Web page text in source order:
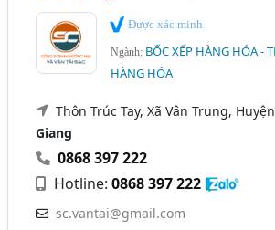
Được xác minh
Ngành: BỐC XẾP HÀNG HÓA -
HÀNG HÓA
Thôn Trúc Tay, Xã Vân Trung,
Giang
0868 397 222
Hotline:0868 397 222
sc.vantai@gmail.com